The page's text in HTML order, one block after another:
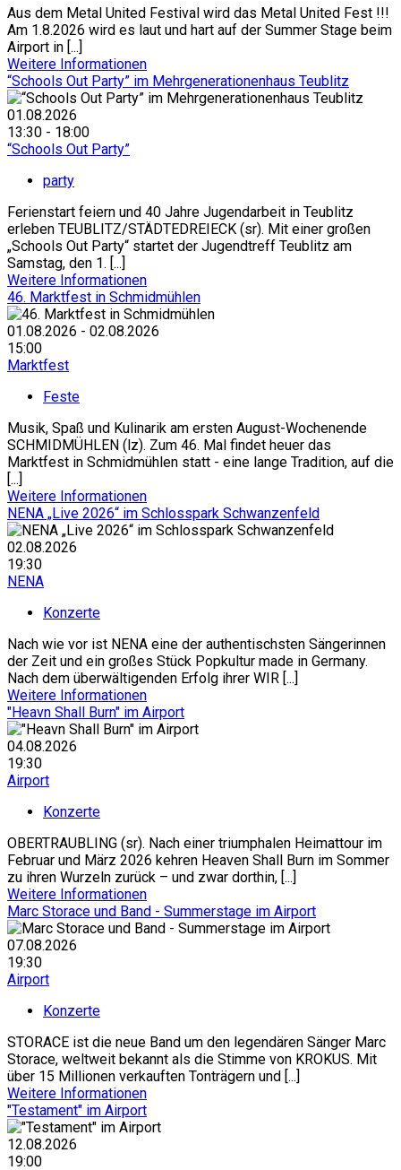
Aus dem Metal United Festival wird das Metal United Fest !!!
Am 1.8.2026 wird es laut und hart auf der Summer Stage beim
Airport in [...]
Weitere Informationen
“Schools Out Party” im Mehrgenerationenhaus Teublitz
01.08.2026
13:30 - 18:00
“Schools Out Party”
party
Ferienstart feiern und 40 Jahre Jugendarbeit in Teublitz
erleben TEUBLITZ/STÄDTEDREIECK (sr). Mit einer großen
„Schools Out Party“ startet der Jugendtreff Teublitz am
Samstag, den 1. [...]
Weitere Informationen
46. Marktfest in Schmidmühlen
01.08.2026 - 02.08.2026
15:00
Marktfest
Feste
Musik, Spaß und Kulinarik am ersten August-Wochenende
SCHMIDMÜHLEN (lz). Zum 46. Mal findet heuer das
Marktfest in Schmidmühlen statt - eine lange Tradition, auf die
[...]
Weitere Informationen
NENA „Live 2026“ im Schlosspark Schwanzenfeld
02.08.2026
19:30
NENA
Konzerte
Nach wie vor ist NENA eine der authentischsten Sängerinnen
der Zeit und ein großes Stück Popkultur made in Germany.
Nach dem überwältigenden Erfolg ihrer WIR [...]
Weitere Informationen
"Heavn Shall Burn" im Airport
04.08.2026
19:30
Airport
Konzerte
OBERTRAUBLING (sr). Nach einer triumphalen Heimattour im
Februar und März 2026 kehren Heaven Shall Burn im Sommer
zu ihren Wurzeln zurück – und zwar dorthin, [...]
Weitere Informationen
Marc Storace und Band - Summerstage im Airport
07.08.2026
19:30
Airport
Konzerte
STORACE ist die neue Band um den legendären Sänger Marc
Storace, weltweit bekannt als die Stimme von KROKUS. Mit
über 15 Millionen verkauften Tonträgern und [...]
Weitere Informationen
"Testament" im Airport
12.08.2026
19:00